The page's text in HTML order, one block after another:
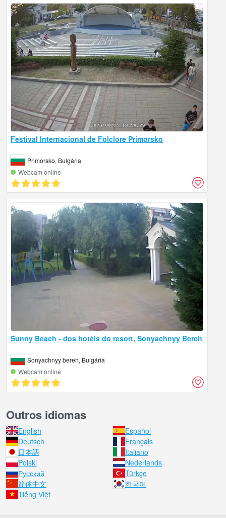
Festival Internacional de Folclore Primorsko
Primorsko, Bulgária
Webcam online
Sunny Beach - dos hotéis do resort, Sonyachnyy Bereh
Sonyachnyy bereh, Bulgária
Webcam online
Outros idiomas
English
Español
Deutsch
Français
日本語
Italiano
Polski
Nederlands
Русский
Türkçe
简体中文
한국어
Tiếng Việt